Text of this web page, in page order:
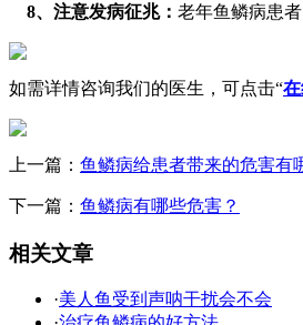
8、注意发病征兆： 老年鱼鳞病患
如需详情咨询我们的医生，可点击“
上一篇： 鱼鳞病给患者带来的危害有
下一篇： 鱼鳞病有哪些危害？
相关文章
·美人鱼受到声呐干扰会不会